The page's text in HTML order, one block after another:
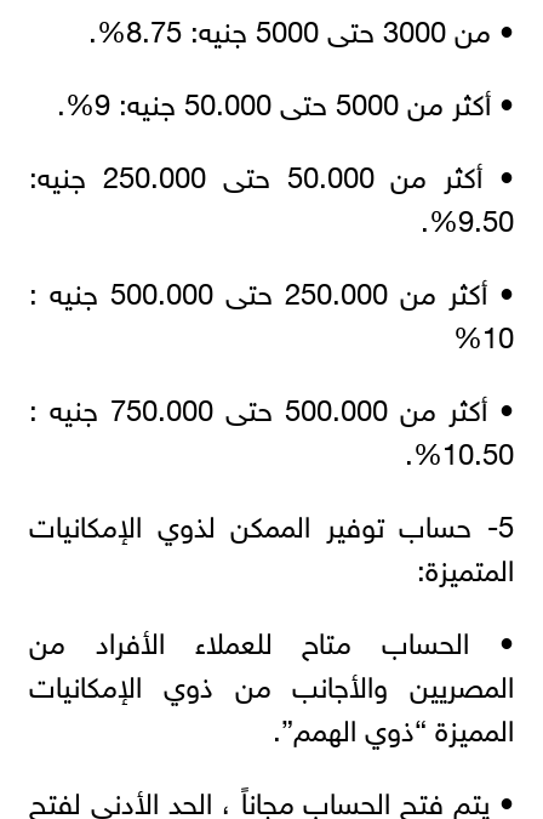
• من 3000 حتى 5000 جنيه: 8.75%.
• أكثر من 5000 حتى 50.000 جنيه: 9%.
• أكثر من 50.000 حتى 250.000 جنيه:
9.50%.
• أكثر من 250.000 حتى 500.000 جنيه :
10%
• أكثر من 500.000 حتى 750.000 جنيه :
10.50%.
5- حساب توفير الممكن لذوي الإمكانيات
المتميزة:
• الحساب متاح للعملاء الأفراد من
المصريين والأجانب من ذوي الإمكانيات
المميزة “ذوي الهمم”.
• يتم فتح الحساب مجاناً ، الحد الأدنى لفتح